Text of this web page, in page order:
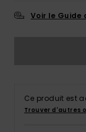
Voir le Guide
Ce produit est
Trouver d'autres